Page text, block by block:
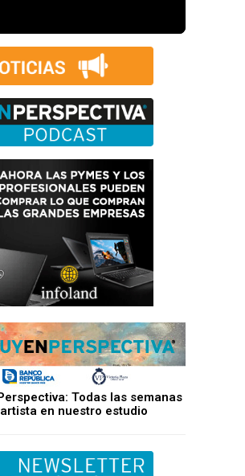
Todas las semanas
en nuestro estudio